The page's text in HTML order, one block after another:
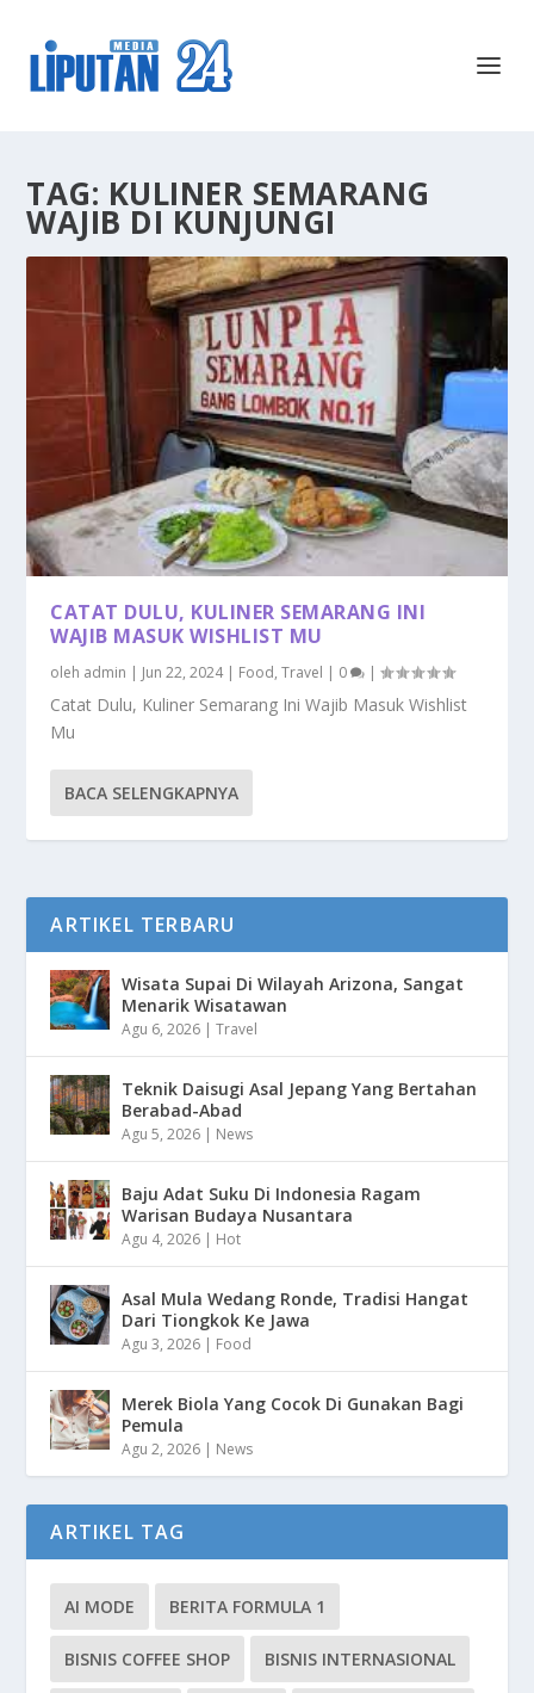
TAG: KULINER SEMARANG
WAJIB DI KUNJUNGI
CATAT DULU, KULINER SEMARANG INI
WAJIB MASUK WISHLIST MU
oleh admin | Jun 22, 2024| Food,Travel | 0 |
Catat Dulu, Kuliner Semarang Ini Wajib Masuk Wishlist
Mu
BACA SELENGKAPNYA
ARTIKEL TERBARU
Wisata Supai Di Wilayah Arizona, Sangat
Menarik Wisatawan
Agu 6, 2026 |Travel
Teknik Daisugi Asal Jepang Yang Bertahan
Berabad-Abad
Agu 5, 2026 | News
Baju Adat Suku Di Indonesia Ragam
Warisan Budaya Nusantara
Agu 4, 2026 | Hot
Asal Mula Wedang Ronde, Tradisi Hangat
Dari Tiongkok Ke Jawa
Agu 3, 2026 | Food
Merek Biola Yang Cocok Di Gunakan Bagi
Pemula
Agu 2, 2026 | News
ARTIKEL TAG
AI MODE BERITA FORMULA 1
BISNIS COFFEE SHOP BISNIS INTERNASIONAL